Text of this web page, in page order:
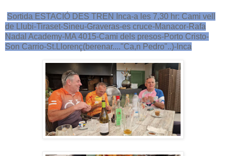
Sortida ESTACIÓ DES TREN Inca-a les 7,30 hr: Cami vell
de Llubi-Tiraset-Sineu-Graveras-es cruce-Manacor-Rafa
Nadal Academy-MA 4015-Cami dels presos-Porto Cristo-
Son Carrio-St.Llorenç(berenar...."Ca,n Pedro"..)-Inca